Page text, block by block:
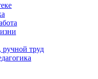
ручной труд